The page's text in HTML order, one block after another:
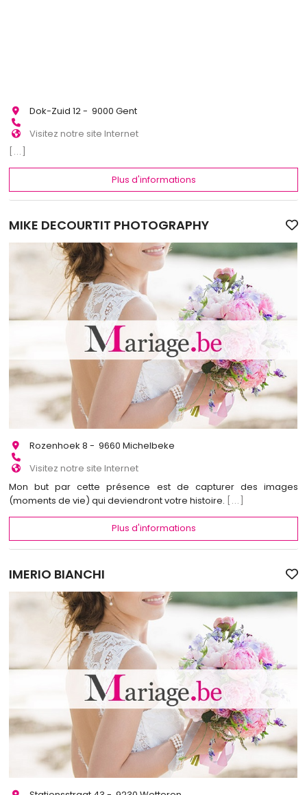
Dok-Zuid 12 - 9000 Gent
Visitez notre site Internet
[...]
Plus d'informations
MIKE DECOURTIT PHOTOGRAPHY
Rozenhoek 8 - 9660 Michelbeke
Visitez notre site Internet
Mon but par cette présence est de capturer des images
(moments de vie) qui deviendront votre histoire. [...]
Plus d'informations
IMERIO BIANCHI